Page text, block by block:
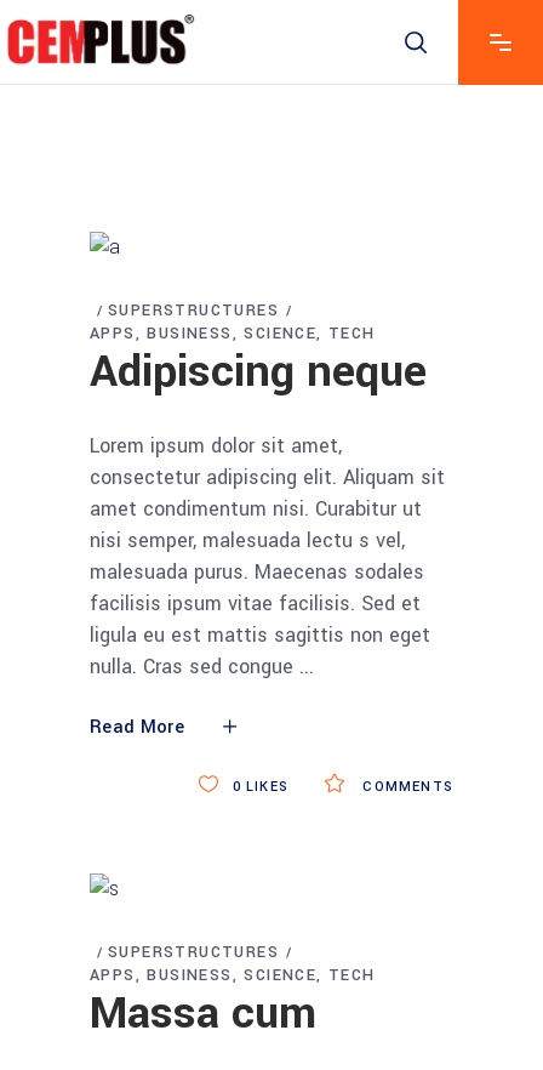
SUPERSTRUCTURES
APPS
BUSINESS SCIENCE TECH
Adipiscing neque
Lorem ipsum dolor sit amet,
consectetur adipiscing elit. Aliquam sit
amet condimentum nisi. Curabitur ut
nisi semper, malesuada lectu s vel,
malesuada purus. Maecenas sodales
facilisis ipsum vitae facilisis. Sed et
ligula eu est mattis sagittis non eget
nulla. Cras sed congue
Read More
COMMENTS
0 LIKES
SUPERSTRUCTURES
APPS
BUSINESS SCIENCE TECH
Massa cum